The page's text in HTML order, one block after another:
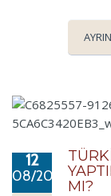
12
08/2018
MI?